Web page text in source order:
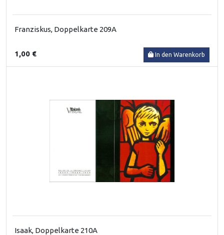
Franziskus, Doppelkarte 209A
1,00 € In den Warenkorb
Isaak, Doppelkarte 210A